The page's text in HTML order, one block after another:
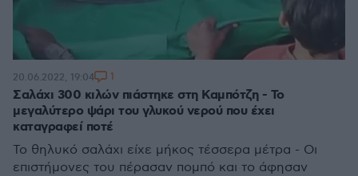
Σαλάχι 300 κιλών πιάστηκε στη Καμπότζη - Το
μεγαλύτερο ψάρι του γλυκού νερού που έχει
καταγραφεί ποτέ
Το θηλυκό σαλάχι είχε μήκος τέσσερα μέτρα - Οι
επιστήμονες του πέρασαν πομπό και το άφησαν
20.06.2022, 19:04 1